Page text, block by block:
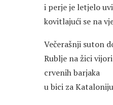
i perje je letjelo
kovitlajući se na
Večerašnji suton
Rublje na žici
crvenih barjaka
u bici za